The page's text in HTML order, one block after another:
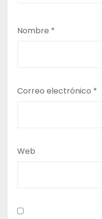
Nombre *
Correo electrónico *
Web